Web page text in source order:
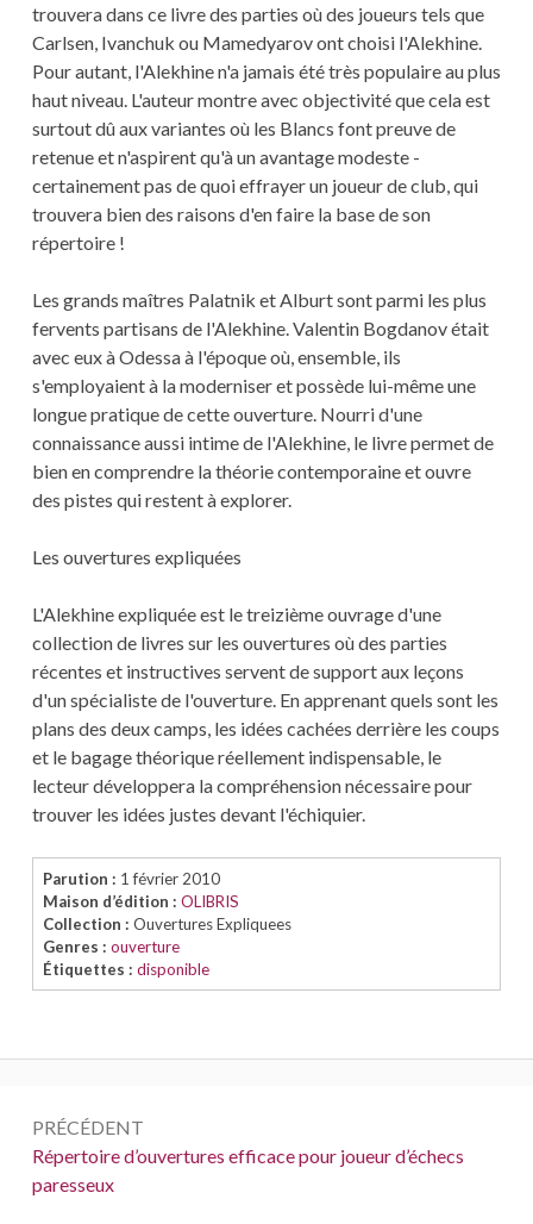
trouvera dans ce livre des parties où des joueurs tels que
Carlsen, Ivanchuk ou Mamedyarov ont choisi l'Alekhine.
Pour autant, l'Alekhine n'a jamais été très populaire au plus
haut niveau. L'auteur montre avec objectivité que cela est
surtout dû aux variantes où les Blancs font preuve de
retenue et n'aspirent qu'à un avantage modeste -
certainement pas de quoi effrayer un joueur de club, qui
trouvera bien des raisons d'en faire la base de son
répertoire !
Les grands maîtres Palatnik et Alburt sont parmi les plus
fervents partisans de l'Alekhine. Valentin Bogdanov était
avec eux à Odessa à l'époque où, ensemble, ils
s'employaient à la moderniser et possède lui-même une
longue pratique de cette ouverture. Nourri d'une
connaissance aussi intime de l'Alekhine, le livre permet de
bien en comprendre la théorie contemporaine et ouvre
des pistes qui restent à explorer.
Les ouvertures expliquées
L'Alekhine expliquée est le treizième ouvrage d'une
collection de livres sur les ouvertures où des parties
récentes et instructives servent de support aux leçons
d'un spécialiste de l'ouverture. En apprenant quels sont les
plans des deux camps, les idées cachées derrière les coups
et le bagage théorique réellement indispensable, le
lecteur développera la compréhension nécessaire pour
trouver les idées justes devant l'échiquier.
Parution : 1 février 2010
Maison d’édition : OLIBRIS
Collection : Ouvertures Expliquees
Genres : ouverture
Étiquettes : disponible
Navigation
de
l’article
PRÉCÉDENT
Précédent :
Répertoire d’ouvertures efficace pour joueur d’échecs
paresseux